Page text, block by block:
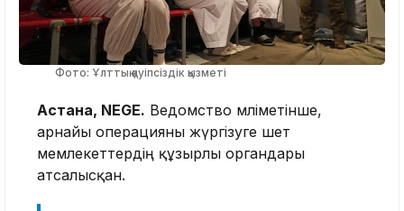
Фото: Ұлттық қауіпсіздік қызметі
Астана, NEGE. Ведомство мәліметінше,
арнайы операцияны жүргізуге шет
мемлекеттердің құзырлы органдары
атсалысқан.